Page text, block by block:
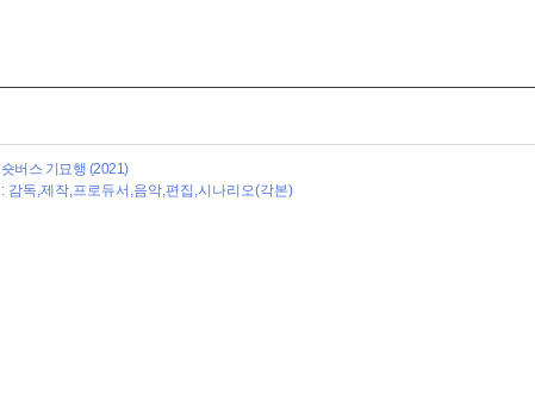
숏버스 기묘행 (2021)
: 감독,제작,프로듀서,음악,편집,시나리오(각본)